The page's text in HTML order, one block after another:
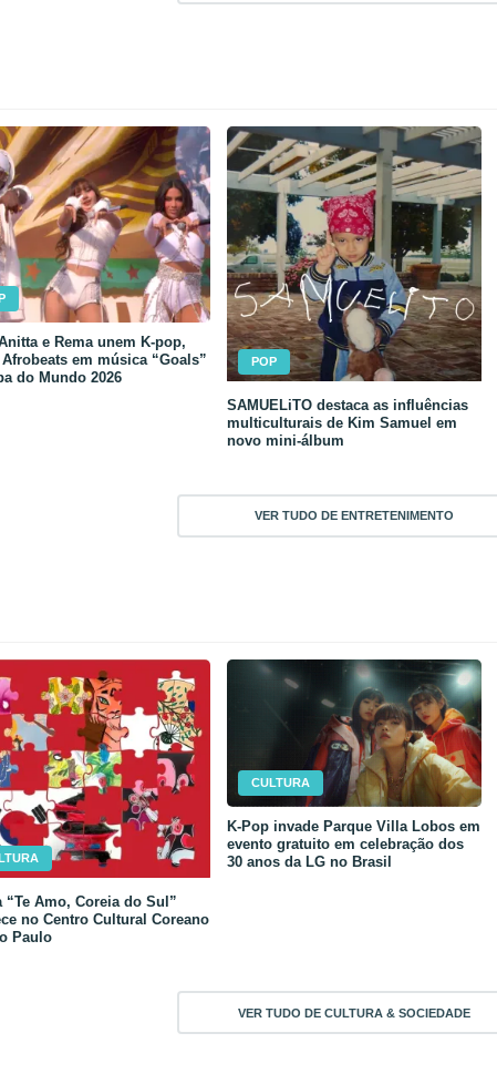
e Rema unem K-pop,
em música “Goals”
do Mundo 2026
POP
SAMUELiTO destaca as influências
multiculturais de Kim Samuel em
novo mini-álbum
VER TUDO DE ENTRETENIMENTO
“Te Amo, Coreia do Sul”
no Centro Cultural Coreano
Paulo
CULTURA
K-Pop invade Parque Villa Lobos em
evento gratuito em celebração dos
30 anos da LG no Brasil
VER TUDO DE CULTURA & SOCIEDADE